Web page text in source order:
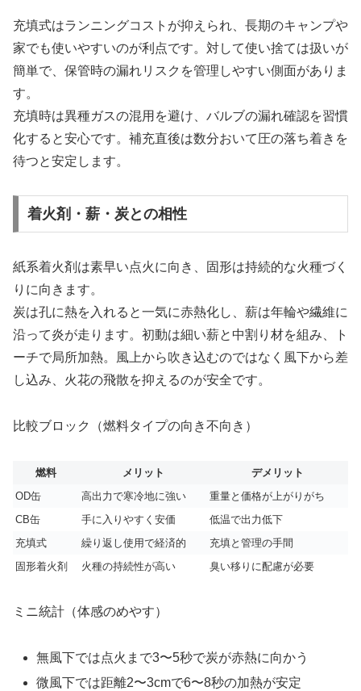
充填式はランニングコストが抑えられ、長期のキャンプや
家でも使いやすいのが利点です。対して使い捨ては扱いが
簡単で、保管時の漏れリスクを管理しやすい側面がありま
す。
充填時は異種ガスの混用を避け、バルブの漏れ確認を習慣
化すると安心です。補充直後は数分おいて圧の落ち着きを
待つと安定します。
着火剤・薪・炭との相性
紙系着火剤は素早い点火に向き、固形は持続的な火種づく
りに向きます。
炭は孔に熱を入れると一気に赤熱化し、薪は年輪や繊維に
沿って炎が走ります。初動は細い薪と中割り材を組み、ト
ーチで局所加熱。風上から吹き込むのではなく風下から差
し込み、火花の飛散を抑えるのが安全です。
比較ブロック（燃料タイプの向き不向き）
燃料 メリット
デメリット
OD缶
高出力で寒冷地に強い
重量と価格が上がりがち
CB缶
手に入りやすく安価
低温で出力低下
充填式
繰り返し使用で経済的
充填と管理の手間
固形着火剤
火種の持続性が高い 臭い移りに配慮が必要
ミニ統計（体感のめやす）
無風下では点火まで3〜5秒で炭が赤熱に向かう
微風下では距離2〜3cmで6〜8秒の加熱が安定